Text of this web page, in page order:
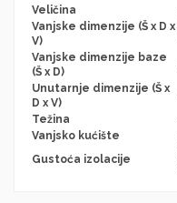
Veličina
Vanjske dimenzije (Š x D x
V)
Vanjske dimenzije baze
(Š x D)
Unutarnje dimenzije (Š x
D x V)
Težina
Vanjsko kućište
Gustoća izolacije